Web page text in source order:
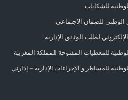
للشكايات
الوطني للضمان الاجتماعي
لطلب الوثائق الإدارية
للمعطيات المفتوحة للمملكة المغربية
للمساطر و الإجراءات الإدارية – إدارتي